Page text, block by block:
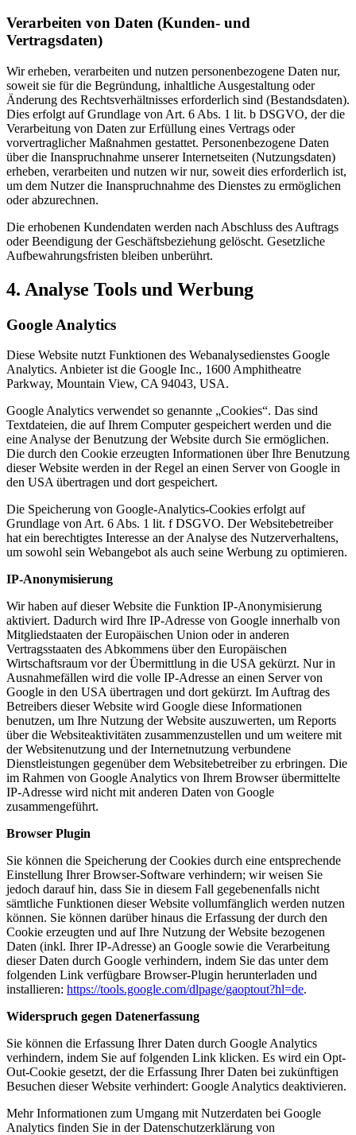
Verarbeiten von Daten (Kunden- und
Vertragsdaten)
Wir erheben, verarbeiten und nutzen personenbezogene Daten nur,
soweit sie für die Begründung, inhaltliche Ausgestaltung oder
Änderung des Rechtsverhältnisses erforderlich sind (Bestandsdaten).
Dies erfolgt auf Grundlage von Art. 6 Abs. 1 lit. b DSGVO, der die
Verarbeitung von Daten zur Erfüllung eines Vertrags oder
vorvertraglicher Maßnahmen gestattet. Personenbezogene Daten
über die Inanspruchnahme unserer Internetseiten (Nutzungsdaten)
erheben, verarbeiten und nutzen wir nur, soweit dies erforderlich ist,
um dem Nutzer die Inanspruchnahme des Dienstes zu ermöglichen
oder abzurechnen.
Die erhobenen Kundendaten werden nach Abschluss des Auftrags
oder Beendigung der Geschäftsbeziehung gelöscht. Gesetzliche
Aufbewahrungsfristen bleiben unberührt.
4. Analyse Tools und Werbung
Google Analytics
Diese Website nutzt Funktionen des Webanalysedienstes Google
Analytics. Anbieter ist die Google Inc., 1600 Amphitheatre
Parkway, Mountain View, CA 94043, USA.
Google Analytics verwendet so genannte „Cookies“. Das sind
Textdateien, die auf Ihrem Computer gespeichert werden und die
eine Analyse der Benutzung der Website durch Sie ermöglichen.
Die durch den Cookie erzeugten Informationen über Ihre Benutzung
dieser Website werden in der Regel an einen Server von Google in
den USA übertragen und dort gespeichert.
Die Speicherung von Google-Analytics-Cookies erfolgt auf
Grundlage von Art. 6 Abs. 1 lit. f DSGVO. Der Websitebetreiber
hat ein berechtigtes Interesse an der Analyse des Nutzerverhaltens,
um sowohl sein Webangebot als auch seine Werbung zu optimieren.
IP-Anonymisierung
Wir haben auf dieser Website die Funktion IP-Anonymisierung
aktiviert. Dadurch wird Ihre IP-Adresse von Google innerhalb von
Mitgliedstaaten der Europäischen Union oder in anderen
Vertragsstaaten des Abkommens über den Europäischen
Wirtschaftsraum vor der Übermittlung in die USA gekürzt. Nur in
Ausnahmefällen wird die volle IP-Adresse an einen Server von
Google in den USA übertragen und dort gekürzt. Im Auftrag des
Betreibers dieser Website wird Google diese Informationen
benutzen, um Ihre Nutzung der Website auszuwerten, um Reports
über die Websiteaktivitäten zusammenzustellen und um weitere mit
der Websitenutzung und der Internetnutzung verbundene
Dienstleistungen gegenüber dem Websitebetreiber zu erbringen. Die
im Rahmen von Google Analytics von Ihrem Browser übermittelte
IP-Adresse wird nicht mit anderen Daten von Google
zusammengeführt.
Browser Plugin
Sie können die Speicherung der Cookies durch eine entsprechende
Einstellung Ihrer Browser-Software verhindern; wir weisen Sie
jedoch darauf hin, dass Sie in diesem Fall gegebenenfalls nicht
sämtliche Funktionen dieser Website vollumfänglich werden nutzen
können. Sie können darüber hinaus die Erfassung der durch den
Cookie erzeugten und auf Ihre Nutzung der Website bezogenen
Daten (inkl. Ihrer IP-Adresse) an Google sowie die Verarbeitung
dieser Daten durch Google verhindern, indem Sie das unter dem
folgenden Link verfügbare Browser-Plugin herunterladen und
installieren: https://tools.google.com/dlpage/gaoptout?hl=de.
Widerspruch gegen Datenerfassung
Sie können die Erfassung Ihrer Daten durch Google Analytics
verhindern, indem Sie auf folgenden Link klicken. Es wird ein Opt-
Out-Cookie gesetzt, der die Erfassung Ihrer Daten bei zukünftigen
Besuchen dieser Website verhindert: Google Analytics deaktivieren.
Mehr Informationen zum Umgang mit Nutzerdaten bei Google
Analytics finden Sie in der Datenschutzerklärung von